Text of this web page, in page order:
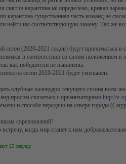
снятия карантина не определено, кривая
карантина существенная часть команд не
найти им соответствующую замену. Так же
сезон (2020-2021 годов) будут приниматься в
в соответствии со своим положением
как победители не выявлены.
на сезон 2020-2021 будет уменьшен.
клубные календари текущего сезона всем
просим связаться с организаторами http://v-
и способе передачи на севере города
соревнований!
когда мир станет к нам
25 секунд: